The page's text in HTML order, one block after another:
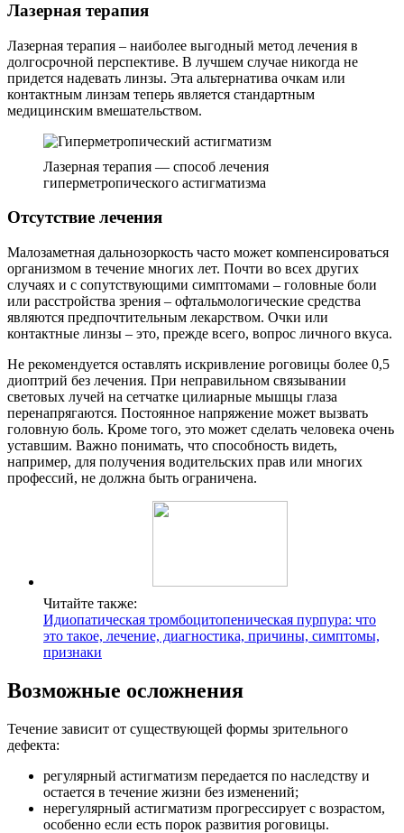
Лазерная терапия
Лазерная терапия – наиболее выгодный метод лечения в
долгосрочной перспективе. В лучшем случае никогда не
придется надевать линзы. Эта альтернатива очкам или
контактным линзам теперь является стандартным
медицинским вмешательством.
Лазерная терапия — способ лечения
гиперметропического астигматизма
Отсутствие лечения
Малозаметная дальнозоркость часто может компенсироваться
организмом в течение многих лет. Почти во всех других
случаях и с сопутствующими симптомами – головные боли
или расстройства зрения – офтальмологические средства
являются предпочтительным лекарством. Очки или
контактные линзы – это, прежде всего, вопрос личного вкуса.
Не рекомендуется оставлять искривление роговицы более 0,5
диоптрий без лечения. При неправильном связывании
световых лучей на сетчатке цилиарные мышцы глаза
перенапрягаются. Постоянное напряжение может вызвать
головную боль. Кроме того, это может сделать человека очень
уставшим. Важно понимать, что способность видеть,
например, для получения водительских прав или многих
профессий, не должна быть ограничена.
Читайте также:
Идиопатическая тромбоцитопеническая пурпура: что
это такое, лечение, диагностика, причины, симптомы,
признаки
Возможные осложнения
Течение зависит от существующей формы зрительного
дефекта:
регулярный астигматизм передается по наследству и
остается в течение жизни без изменений;
нерегулярный астигматизм прогрессирует с возрастом,
особенно если есть порок развития роговицы.